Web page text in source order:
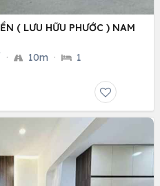
( LƯU HỮU PHƯỚC ) NAM
· 10m · 1